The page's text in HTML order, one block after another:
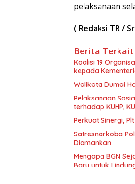
pelaksanaan
( Redaksi TR /
Berita Terkait
Koalisi 19
kepada
Walikota Dumai
Pelaksanaan
terhadap KUHP,
Perkuat Sinergi,
Satresnarkoba
Diamankan
Mengapa BGN
Baru untuk